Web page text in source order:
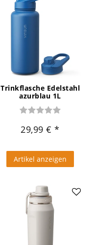
Trinkflasche Edelstahl
azurblau 1L
29,99 €
Artikel anzeigen